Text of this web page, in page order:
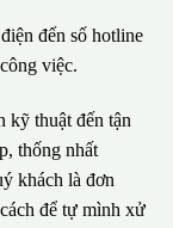
đến số hotline
việc.
kỹ thuật đến tận
thống nhất
khách là đơn
để tự mình xử